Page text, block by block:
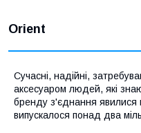
Orient
Сучасні, надійні,
аксесуаром людей, які
бренду з'єднання явилися
випускалося понад два